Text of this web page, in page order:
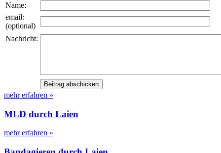
Name:
email:
(optional)
Nachricht:
mehr erfahren »
MLD durch Laien
mehr erfahren »